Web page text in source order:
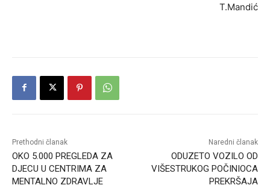
T.Mandić
Prethodni članak
OKO 5.000 PREGLEDA ZA
DJECU U CENTRIMA ZA
MENTALNO ZDRAVLJE
Naredni članak
ODUZETO VOZILO OD
VIŠESTRUKOG POČINIOCA
PREKRŠAJA